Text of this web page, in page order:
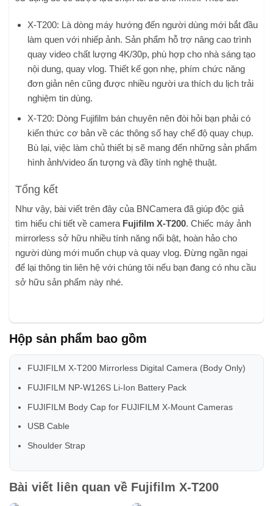
X-T200: Là dòng máy hướng đến người dùng mới bắt đầu
làm quen với nhiếp ảnh. Sản phẩm hỗ trợ nâng cao trình
quay video chất lượng 4K/30p, phù hợp cho nhà sáng tạo
nội dung, quay vlog. Thiết kế gọn nhẹ, phím chức năng
đơn giản nên cũng được nhiều người ưa thích du lịch trải
nghiệm tin dùng.
X-T20: Dòng Fujifilm bán chuyên nên đòi hỏi bạn phải có
kiến thức cơ bản về các thông số hay chế độ quay chụp.
Bù lại, việc làm chủ thiết bị sẽ mang đến những sản phẩm
hình ảnh/video ấn tượng và đầy tính nghệ thuật.
Tổng kết
Như vậy, bài viết trên đây của BNCamera đã giúp độc giả
tìm hiểu chi tiết về camera Fujifilm X-T200. Chiếc máy ảnh
mirrorless sở hữu nhiều tính năng nổi bật, hoàn hảo cho
người dùng mới muốn chụp và quay vlog. Đừng ngần ngại
để lại thông tin liên hệ với chúng tôi nếu bạn đang có nhu cầu
sở hữu sản phẩm này nhé.
Hộp sản phẩm bao gồm
FUJIFILM X-T200 Mirrorless Digital Camera (Body Only)
FUJIFILM NP-W126S Li-Ion Battery Pack
FUJIFILM Body Cap for FUJIFILM X-Mount Cameras
USB Cable
Shoulder Strap
Bài viết liên quan về Fujifilm X-T200